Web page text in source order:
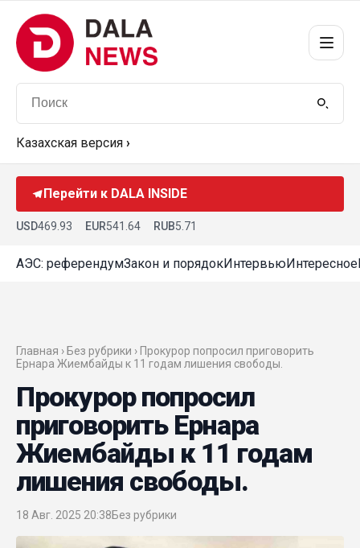
Казахская версия ›
Перейти к DALA INSIDE
USD469.93 EUR541.64 RUB5.71
АЭС: референдумЗакон и порядокИнтервьюИнтересное
Главная › Без рубрики › Прокурор попросил приговорить
Ернара Жиембайды к 11 годам лишения свободы.
Прокурор попросил
приговорить Ернара
Жиембайды к 11 годам
лишения свободы.
18 Авг. 2025 20:38Без рубрики